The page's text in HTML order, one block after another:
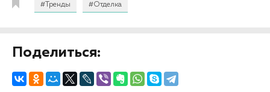
#Тренды #Отделка
Поделиться: